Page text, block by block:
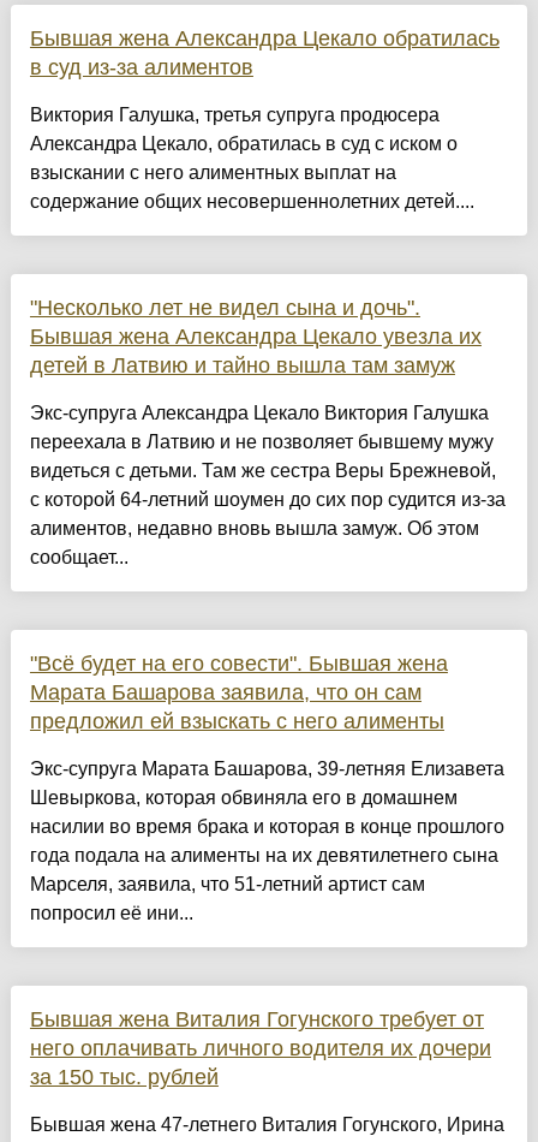
Бывшая жена Александра Цекало обратилась
в суд из-за алиментов
Виктория Галушка, третья супруга продюсера
Александра Цекало, обратилась в суд с иском о
взыскании с него алиментных выплат на
содержание общих несовершеннолетних детей....
"Несколько лет не видел сына и дочь".
Бывшая жена Александра Цекало увезла их
детей в Латвию и тайно вышла там замуж
Экс-супруга Александра Цекало Виктория Галушка
переехала в Латвию и не позволяет бывшему мужу
видеться с детьми. Там же сестра Веры Брежневой,
с которой 64-летний шоумен до сих пор судится из-за
алиментов, недавно вновь вышла замуж. Об этом
сообщает...
"Всё будет на его совести". Бывшая жена
Марата Башарова заявила, что он сам
предложил ей взыскать с него алименты
Экс-супруга Марата Башарова, 39-летняя Елизавета
Шевыркова, которая обвиняла его в домашнем
насилии во время брака и которая в конце прошлого
года подала на алименты на их девятилетнего сына
Марселя, заявила, что 51-летний артист сам
попросил её ини...
Бывшая жена Виталия Гогунского требует от
него оплачивать личного водителя их дочери
за 150 тыс. рублей
Бывшая жена 47-летнего Виталия Гогунского, Ирина